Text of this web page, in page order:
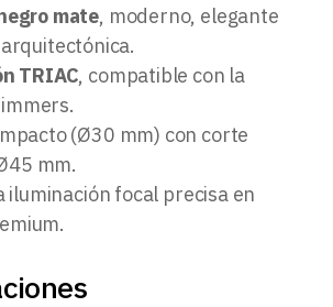
mate, moderno, elegante
TRIAC, compatible con la
(Ø30 mm) con corte
mm.
iluminación focal precisa en